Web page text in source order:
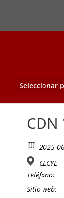
Seleccionar
CDN
2025-
CECYL
Teléfono:
Sitio web: